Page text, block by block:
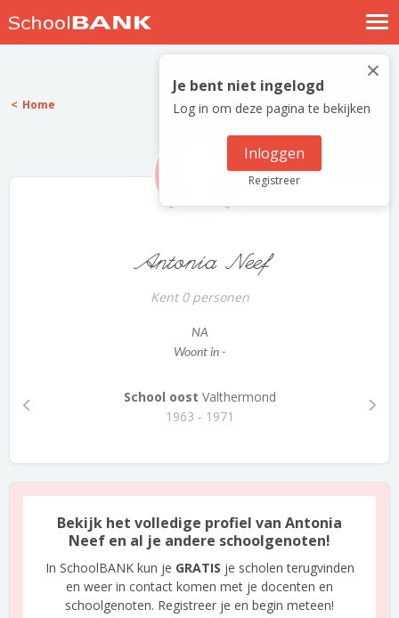
Nostalgische verhalen
Log in
Meld je gratis aan
×
Je bent niet ingelogd
Log in om deze pagina te bekijken
Inloggen
Registreer
Home
Antonia Neef
Kent 0 personen
NA
Woont in -
School oost Valthermond
1963 - 1971
Bekijk het volledige profiel van Antonia
Neef en al je andere schoolgenoten!
In SchoolBANK kun je GRATIS je scholen terugvinden
en weer in contact komen met je docenten en
schoolgenoten. Registreer je en begin meteen!